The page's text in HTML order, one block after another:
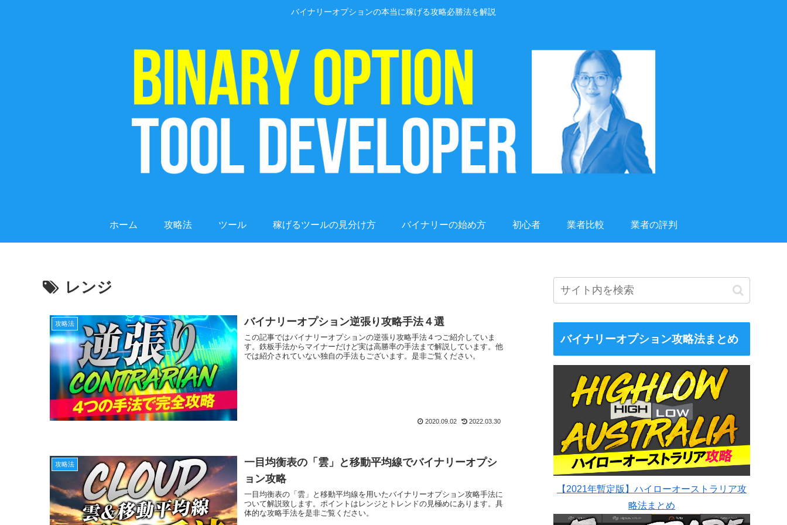
バイナリーオプションの本当に稼げる攻略必勝法を解説
ホーム 攻略法 ツール 稼げるツールの見分け方 バイナリーの始め方 初心者 業者比較 業者の評判
レンジ
攻略法 バイナリーオプション逆張り攻略手法４選
この記事ではバイナリーオプションの逆張り攻略手法４つご紹介していま
す。鉄板手法からマイナーだけど実は高勝率の手法まで解説しています。他
では紹介されていない独自の手法もございます。是非ご覧ください。
2020.09.02 2022.03.30
攻略法
一目均衡表の「雲」と移動平均線でバイナリーオプシ
ョン攻略
一目均衡表の「雲」と移動平均線を用いたバイナリーオプション攻略手法に
ついて解説致します。ポイントはレンジとトレンドの見極めにあります。具
体的な攻略手法を是非ご覧ください。
バイナリーオプション攻略法まとめ
【2021年暫定版】ハイローオーストラリア攻
略法まとめ